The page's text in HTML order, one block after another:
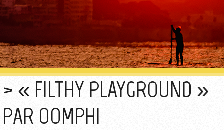
« FILTHY PLAYGROUND »
PAR OOMPH!